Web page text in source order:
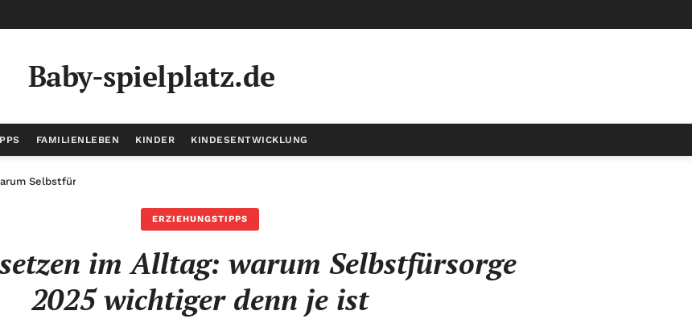
Baby-spielplatz.de
FAMILIENLEBEN KINDER KINDESENTWICKLUNG
Selbstfürsorge 2025 wichtiger denn je ist
ERZIEHUNGSTIPPS
im Alltag: warum Selbstfürsorge
2025 wichtiger denn je ist